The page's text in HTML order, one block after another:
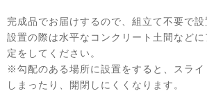
完成品でお届けするので、組立て不要で設
設置の際は水平なコンクリート土間など
定をしてください。
※勾配のある場所に設置をすると、スライ
しまったり、開閉しにくくなります。